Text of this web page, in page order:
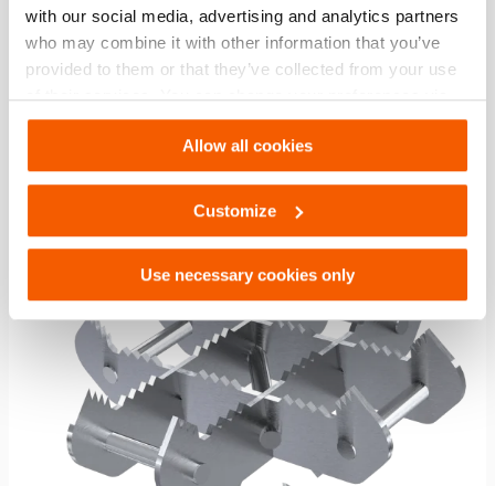
with our social media, advertising and analytics partners
who may combine it with other information that you’ve
provided to them or that they’ve collected from your use
of their services. You can change your preferences via
Settings. See ourcookiestatement.
Allow all cookies
Customize
Use necessary cookies only
Ver detalles
Comparar
Añadir
lista